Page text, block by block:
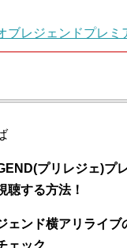
ブレジェンドプレミ
プリレジェ)プ
聴する方法！
ェンド横アリライブ
ェック